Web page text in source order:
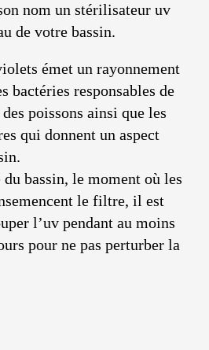
nom un stérilisateur uv
de votre bassin.
émet un rayonnement
bactéries responsables de
poissons ainsi que les
qui donnent un aspect
bassin, le moment où les
le filtre, il est
l’uv pendant au moins
pour ne pas perturber la